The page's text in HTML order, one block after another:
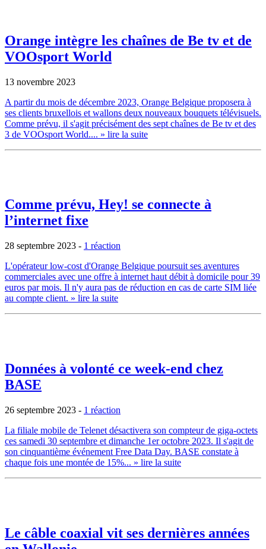
Orange intègre les chaînes de Be tv et de
VOOsport World
13 novembre 2023
A partir du mois de décembre 2023, Orange Belgique proposera à
ses clients bruxellois et wallons deux nouveaux bouquets télévisuels.
Comme prévu, il s'agit précisément des sept chaînes de Be tv et des
3 de VOOsport World.... » lire la suite
Comme prévu, Hey! se connecte à
l’internet fixe
28 septembre 2023 - 1 réaction
L'opérateur low-cost d'Orange Belgique poursuit ses aventures
commerciales avec une offre à internet haut débit à domicile pour 39
euros par mois. Il n'y aura pas de réduction en cas de carte SIM liée
au compte client. » lire la suite
Données à volonté ce week-end chez
BASE
26 septembre 2023 - 1 réaction
La filiale mobile de Telenet désactivera son compteur de giga-octets
ces samedi 30 septembre et dimanche 1er octobre 2023. Il s'agit de
son cinquantième événement Free Data Day. BASE constate à
chaque fois une montée de 15%... » lire la suite
Le câble coaxial vit ses dernières années